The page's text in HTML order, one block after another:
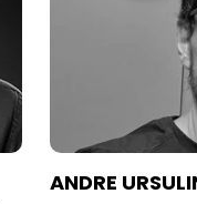
ANDRE